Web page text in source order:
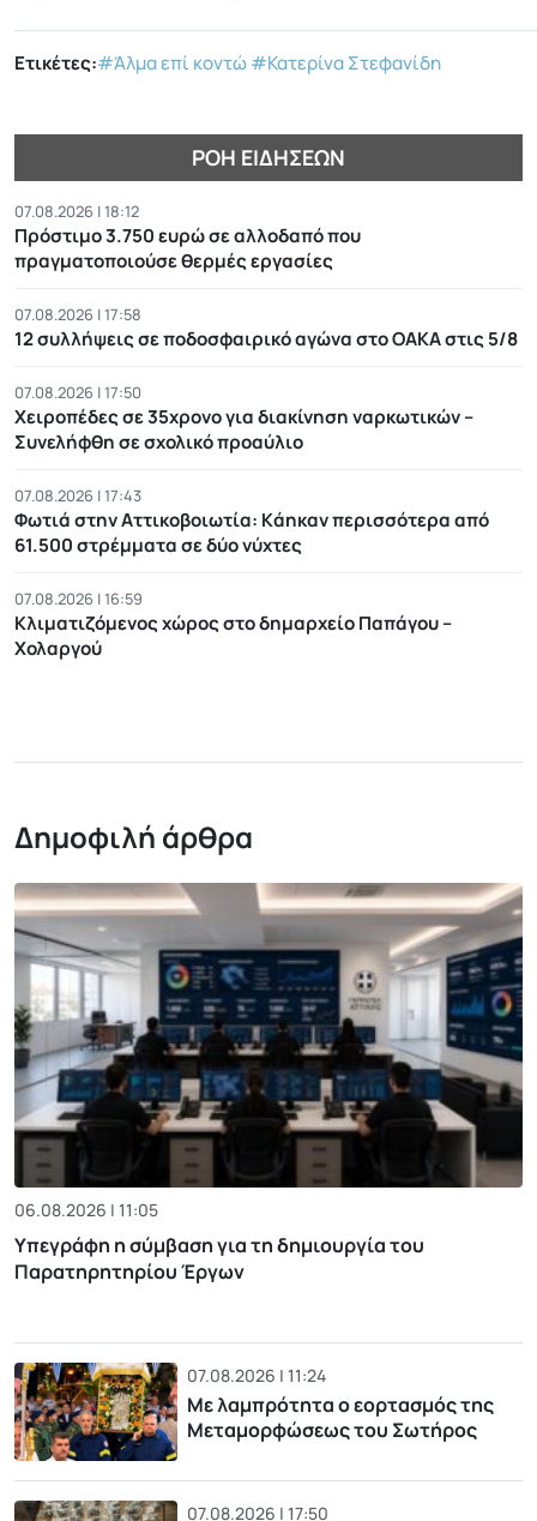
Ετικέτες:#Άλμα επί κοντώ#Κατερίνα Στεφανίδη
ΡΟΉ ΕΙΔΉΣΕΩΝ
07.08.2026 | 18:12
Πρόστιμο 3.750 ευρώ σε αλλοδαπό που
πραγματοποιούσε θερμές εργασίες
07.08.2026 | 17:58
12 συλλήψεις σε ποδοσφαιρικό αγώνα στο ΟΑΚΑ στις 5/8
07.08.2026 | 17:50
Χειροπέδες σε 35χρονο για διακίνηση ναρκωτικών –
Συνελήφθη σε σχολικό προαύλιο
07.08.2026 | 17:43
Φωτιά στην Αττικοβοιωτία: Kάηκαν περισσότερα από
61.500 στρέμματα σε δύο νύχτες
07.08.2026 | 16:59
Κλιματιζόμενος χώρος στο δημαρχείο Παπάγου –
Χολαργού
Δημοφιλή άρθρα
06.08.2026 | 11:05
Υπεγράφη η σύμβαση για τη δημιουργία του
Παρατηρητηρίου Έργων
07.08.2026 | 11:24
Με λαμπρότητα ο εορτασμός της
Μεταμορφώσεως του Σωτήρος
07.08.2026 | 17:50